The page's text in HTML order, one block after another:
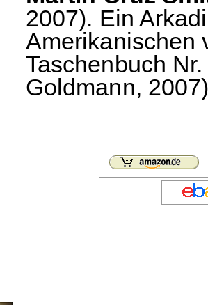
2007). Ein
Amerikanischen
Taschenbuch
Goldmann,